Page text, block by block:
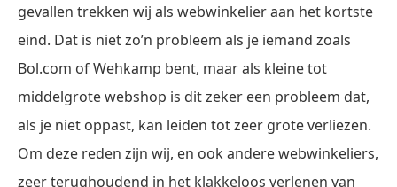
gevallen trekken wij als webwinkelier aan het kortste
eind. Dat is niet zo’n probleem als je iemand zoals
Bol.com of Wehkamp bent, maar als kleine tot
middelgrote webshop is dit zeker een probleem dat,
als je niet oppast, kan leiden tot zeer grote verliezen.
Om deze reden zijn wij, en ook andere webwinkeliers,
zeer terughoudend in het klakkeloos verlenen van